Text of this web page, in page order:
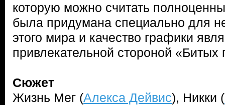
которую можно считать
была придумана специально для
этого мира и качество графики
привлекательной стороной «Битых
Сюжет
Жизнь Мег (Алекса Дейвис), Никки (